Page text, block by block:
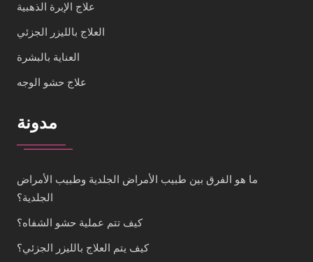
علاج الإبرة الذهبية
العلاج بالليزر الجزئي
العناية بالبشرة
علاج حشو الوجه
مدونة
ما هو الفرق بين طبيب الأمراض الجلدية وطبيب الأمراض
الجلدية؟
كيف تتم عملية حشو الشفاه؟
كيف يتم العلاج بالليزر الجزئي؟